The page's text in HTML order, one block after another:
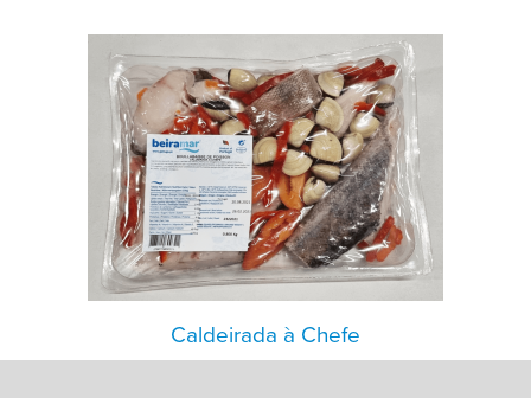
Caldeirada à Chefe